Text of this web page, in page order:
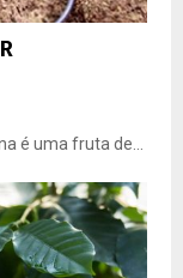
é uma fruta de...